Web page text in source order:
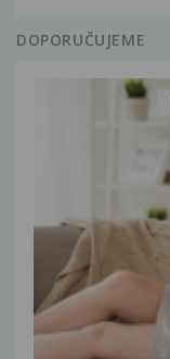
DOPORUČUJEME